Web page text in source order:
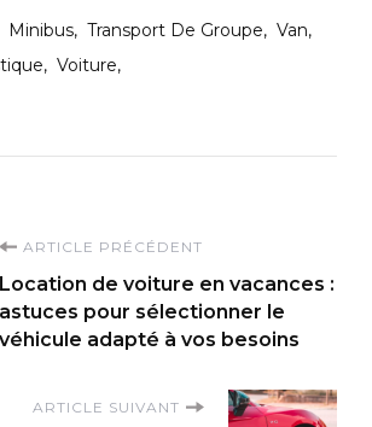
Minibus Transport De Groupe
Van
Voiture
ARTICLE PRÉCÉDENT
Location de voiture en vacances :
astuces pour sélectionner le
véhicule adapté à vos besoins
ARTICLE SUIVANT